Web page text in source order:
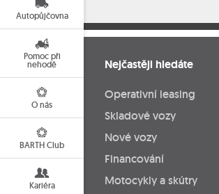
Autopůjčovna
Pomoc při
nehodě
O nás
BARTH Club
Kariéra
Nejčastěji hledáte
Operativní leasing
Skladové vozy
Nové vozy
Financování
Motocykly a skútry